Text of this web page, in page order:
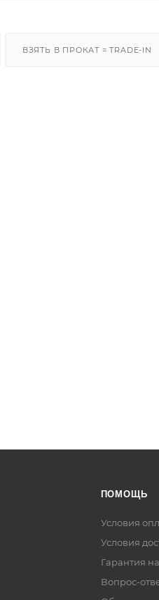
ВЗЯТЬ В ПРОКАТ = TRADE-IN
ПОМОЩЬ
Условия
Условия
Гарантия
Вопрос-